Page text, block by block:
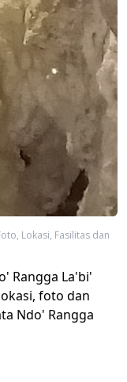
Lokasi, Fasilitas dan
Rangga La'bi'
foto dan
Ndo' Rangga